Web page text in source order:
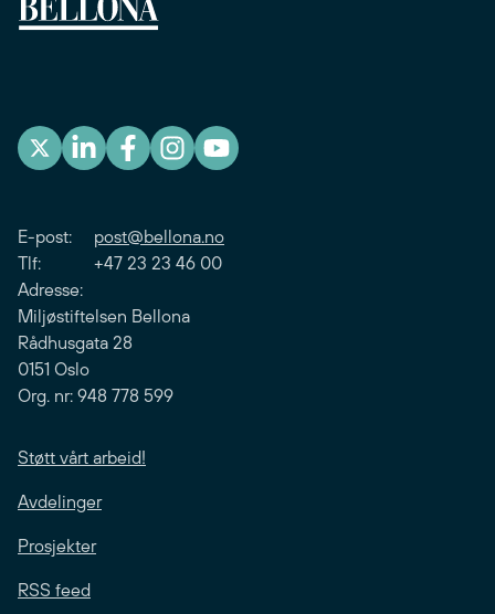
E-post: post@bellona.no
Tlf: +47 23 23 46 00
Adresse:
Miljøstiftelsen Bellona
Rådhusgata 28
0151 Oslo
Org. nr: 948 778 599
Støtt vårt arbeid!
Avdelinger
Prosjekter
RSS feed